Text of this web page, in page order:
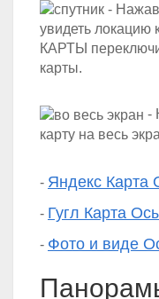
-
увидеть локацию
КАРТЫ
карты.
-
карту на весь
- Яндекс Карта
- Гугл Карта
- Фото и виде